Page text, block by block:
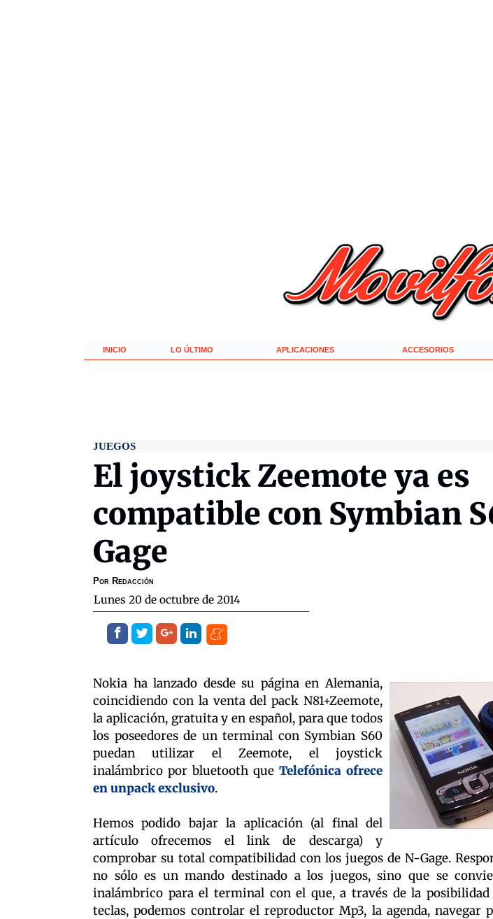
INICIO LO ÚLTIMO APLICACIONES ACCESORIOS
JUEGOS
El joystick Zeemote ya es
compatible con Symbian
Gage
Por Redacción
lunes 20 de octubre de 2014
Nokia ha lanzado desde su página en Alemania,
coincidiendo con la venta del pack N81+Zeemote,
la aplicación, gratuita y en español, para que todos
los poseedores de un terminal con Symbian S60
puedan utilizar el Zeemote, el joystick
inalámbrico por bluetooth que Telefónica ofrece
en unpack exclusivo.
Hemos podido bajar la aplicación (al final del
artículo ofrecemos el link de descarga) y
comprobar su total compatibilidad con los juegos de N-Gage.
no sólo es un mando destinado a los juegos, sino que se
inalámbrico para el terminal con el que, a través de la
teclas, podemos controlar el reproductor Mp3, la agenda, navegar